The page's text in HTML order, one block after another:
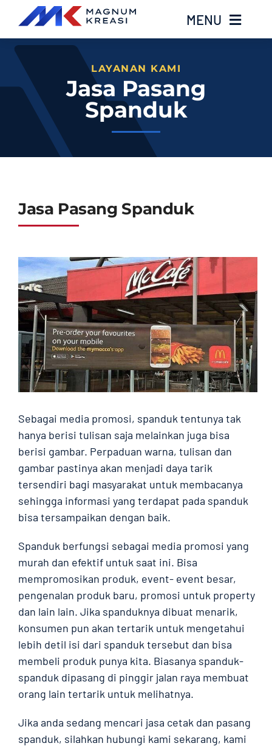
content
MENU
Home
Services
Layanan Kami
About
Contact
LAYANAN KAMI
Jasa Pasang
Spanduk
Jasa Pasang Spanduk
Sebagai media promosi, spanduk tentunya tak
hanya berisi tulisan saja melainkan juga bisa
berisi gambar. Perpaduan warna, tulisan dan
gambar pastinya akan menjadi daya tarik
tersendiri bagi masyarakat untuk membacanya
sehingga informasi yang terdapat pada spanduk
bisa tersampaikan dengan baik.
Spanduk berfungsi sebagai media promosi yang
murah dan efektif untuk saat ini. Bisa
mempromosikan produk, event- event besar,
pengenalan produk baru, promosi untuk property
dan lain lain. Jika spanduknya dibuat menarik,
konsumen pun akan tertarik untuk mengetahui
lebih detil isi dari spanduk tersebut dan bisa
membeli produk punya kita. Biasanya spanduk-
spanduk dipasang di pinggir jalan raya membuat
orang lain tertarik untuk melihatnya.
Jika anda sedang mencari jasa cetak dan pasang
spanduk, silahkan hubungi kami sekarang, kami